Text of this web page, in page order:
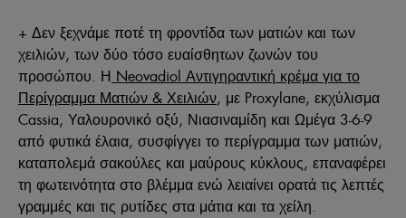
+ Δεν ξεχνάμε ποτέ τη φροντίδα των ματιών και των
χειλιών, των δύο τόσο ευαίσθητων ζωνών του
προσώπου. Η Neovadiol Αντιγηραντική κρέμα για το
Περίγραμμα Ματιών & Χειλιών, με Proxylane, εκχύλισμα
Cassia, Υαλουρονικό οξύ, Νιασιναμίδη και Ωμέγα 3-6-9
από φυτικά έλαια, συσφίγγει το περίγραμμα των ματιών,
καταπολεμά σακούλες και μαύρους κύκλους, επαναφέρει
τη φωτεινότητα στο βλέμμα ενώ λειαίνει ορατά τις λεπτές
γραμμές και τις ρυτίδες στα μάτια και τα χείλη.